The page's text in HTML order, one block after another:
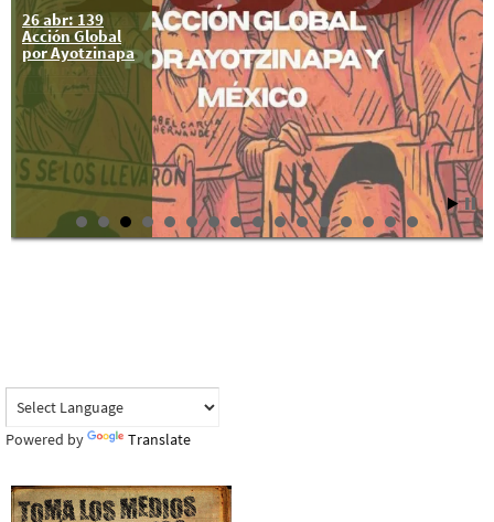
26 abr: 139
Acción Global
por Ayotzinapa
La Sexta llama a
marchar: 11
meses de
impunidad.
¡Nos faltan 43!
Powered by Translate